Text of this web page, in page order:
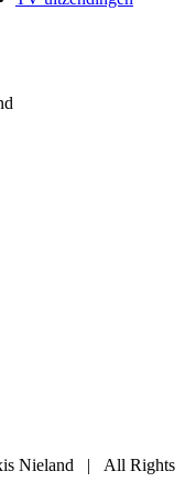
Nieland | All Rights